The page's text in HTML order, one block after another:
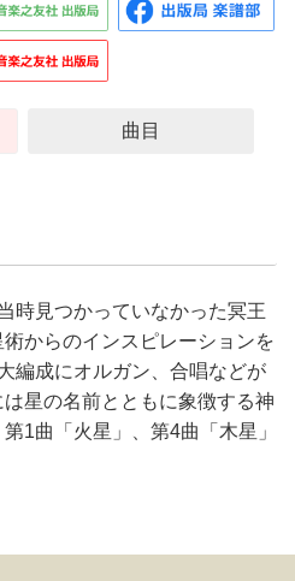
曲目
時見つかっていなかった冥王
からのインスピレーションを
編成にオルガン、合唱などが
星の名前とともに象徴する神
1曲「火星」、第4曲「木星」